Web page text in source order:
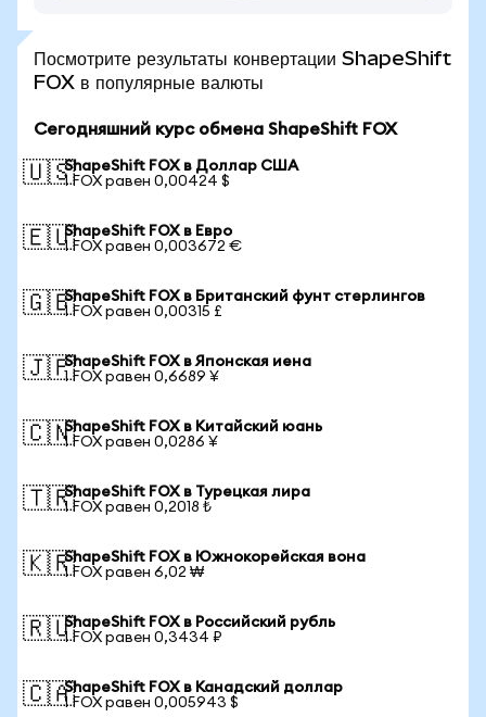
Посмотрите результаты конвертации ShapeShift
FOX в популярные валюты
Сегодняшний курс обмена ShapeShift FOX
🇺🇸ShapeShift FOX в Доллар США
1 FOX равен 0,00424 $
🇪🇺ShapeShift FOX в Евро
1 FOX равен 0,003672 €
🇬🇧ShapeShift FOX в Британский фунт стерлингов
1 FOX равен 0,00315 £
🇯🇵ShapeShift FOX в Японская иена
1 FOX равен 0,6689 ¥
🇨🇳ShapeShift FOX в Китайский юань
1 FOX равен 0,0286 ¥
🇹🇷ShapeShift FOX в Турецкая лира
1 FOX равен 0,2018 ₺
🇰🇷ShapeShift FOX в Южнокорейская вона
1 FOX равен 6,02 ₩
🇷🇺ShapeShift FOX в Российский рубль
1 FOX равен 0,3434 ₽
🇨🇦ShapeShift FOX в Канадский доллар
1 FOX равен 0,005943 $